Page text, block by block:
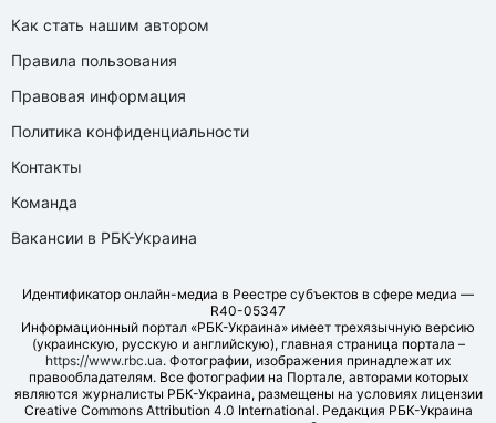
Как стать нашим автором
Правила пользования
Правовая информация
Политика конфиденциальности
Контакты
Команда
Вакансии в РБК-Украина
Идентификатор онлайн-медиа в Реестре субъектов в сфере медиа —
R40-05347
Информационный портал «РБК-Украина» имеет трехязычную версию
(украинскую, русскую и английскую), главная страница портала –
https://www.rbc.ua. Фотографии, изображения принадлежат их
правообладателям. Все фотографии на Портале, авторами которых
являются журналисты РБК-Украина, размещены на условиях лицензии
Creative Commons Attribution 4.0 International. Редакция РБК-Украина